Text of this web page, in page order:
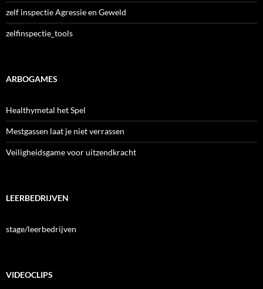
zelf inspectie Agressie en Geweld
zelfinspectie_tools
ARBOGAMES
Healthymetal het Spel
Mestgassen laat je niet verrassen
Veiligheidsgame voor uitzendkracht
LEERBEDRIJVEN
stage/leerbedrijven
VIDEOCLIPS